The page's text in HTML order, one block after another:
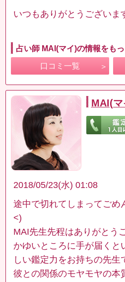
いつもありがとうございま
占い師 MAI(マイ)の情報をも
口コミ一覧
MAI(マ
2018/05/23(水) 01:08
途中で切れてしまってごめ
<)
MAI先生先程はありがとう
かゆいところに手が届くと
しい鑑定力をお持ちの先生
彼との関係のモヤモヤの本